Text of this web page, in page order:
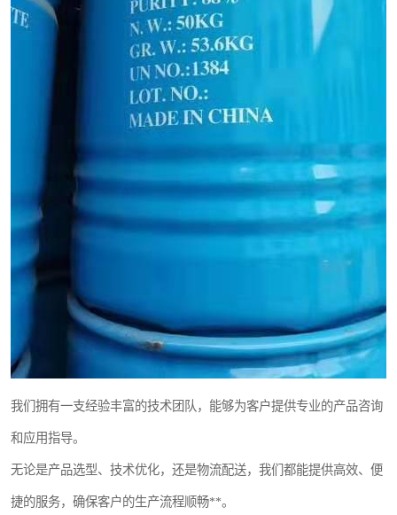
我们拥有一支经验丰富的技术团队，能够为客户提供专业的产品咨询
和应用指导。
无论是产品选型、技术优化，还是物流配送，我们都能提供高效、便
捷的服务，确保客户的生产流程顺畅**。